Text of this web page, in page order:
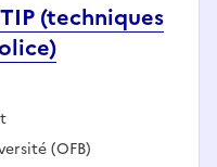
(techniques
(OFB)